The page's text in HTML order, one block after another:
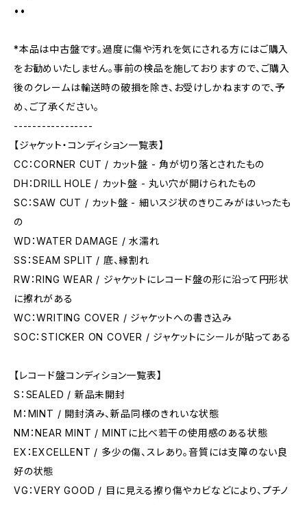
••
*本品は中古盤です。過度に傷や汚れを気にされる方にはご購入
をお勧めいたしません。事前の検品を施しておりますので、ご購入
後のクレームは輸送時の破損を除き、お受けしかねますので、予
め、ご了承ください。
-----------------
【ジャケット・コンディション一覧表】
CC：CORNER CUT / カット盤 - 角が切り落とされたもの
DH：DRILL HOLE / カット盤 - 丸い穴が開けられたもの
SC：SAW CUT / カット盤 - 細いスジ状のきりこみがはいったも
の
WD：WATER DAMAGE / 水濡れ
SS：SEAM SPLIT / 底、縁割れ
RW：RING WEAR / ジャケットにレコード盤の形に沿って円形状
に擦れがある
WC：WRITING COVER / ジャケットへの書き込み
SOC：STICKER ON COVER / ジャケットにシールが貼ってある
【レコード盤コンディション一覧表】
S：SEALED / 新品未開封
M：MINT / 開封済み、新品同様のきれいな状態
NM：NEAR MINT / MINTに比べ若干の使用感のある状態
EX：EXCELLENT / 多少の傷、スレあり。音質には支障のない良
好の状態
VG：VERY GOOD / 目に見える擦り傷やカビなどにより、プチノ